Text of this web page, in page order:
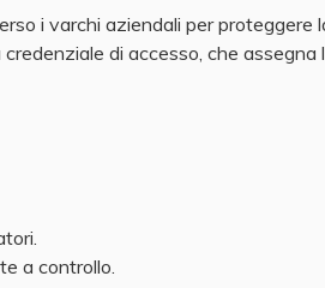
i varchi aziendali per proteggere
di accesso, che assegna
a controllo.